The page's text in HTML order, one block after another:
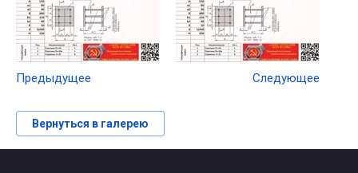
Предыдущее Следующее
Вернуться в галерею